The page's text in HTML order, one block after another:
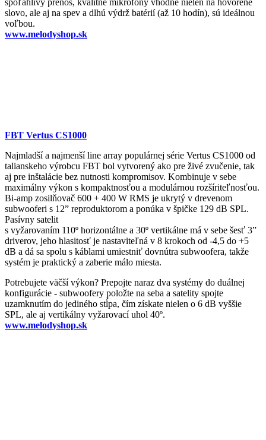
slovo, ale aj na spev a dlhú výdrž batérií (až 10 hodín), sú ideálnou
voľbou.
www.melodyshop.sk
FBT Vertus CS1000
Najmladší a najmenší line array populárnej série Vertus CS1000 od
talianskeho výrobcu FBT bol vytvorený ako pre živé zvučenie, tak
aj pre inštalácie bez nutnosti kompromisov. Kombinuje v sebe
maximálny výkon s kompaktnosťou a modulárnou rozšíriteľnosťou.
Bi-amp zosilňovač 600 + 400 W RMS je ukrytý v drevenom
subwooferi s 12” reproduktorom a ponúka v špičke 129 dB SPL.
Pasívny satelit
s vyžarovaním 110º horizontálne a 30º vertikálne má v sebe šesť 3”
driverov, jeho hlasitosť je nastaviteľná v 8 krokoch od -4,5 do +5
dB a dá sa spolu s káblami umiestniť dovnútra subwoofera, takže
systém je praktický a zaberie málo miesta.
Potrebujete väčší výkon? Prepojte naraz dva systémy do duálnej
konfigurácie - subwoofery položte na seba a satelity spojte
uzamknutím do jediného stĺpa, čím získate nielen o 6 dB vyššie
SPL, ale aj vertikálny vyžarovací uhol 40º.
www.melodyshop.sk